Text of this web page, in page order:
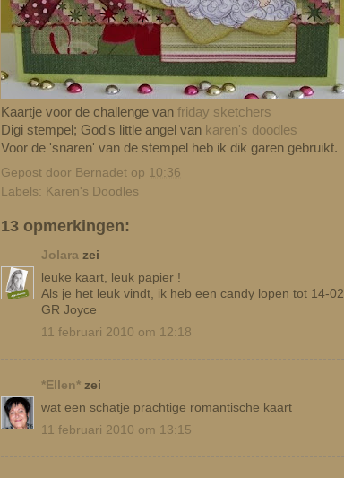
Kaartje voor de challenge van friday sketchers
Digi stempel; God's little angel van karen's doodles
Voor de 'snaren' van de stempel heb ik dik garen gebruikt.
Gepost door Bernadet op 10:36
Labels: Karen's Doodles
13 opmerkingen:
Jolara zei
leuke kaart, leuk papier !
Als je het leuk vindt, ik heb een candy lopen tot 14-02
GR Joyce
11 februari 2010 om 12:18
*Ellen* zei
wat een schatje prachtige romantische kaart
11 februari 2010 om 13:15